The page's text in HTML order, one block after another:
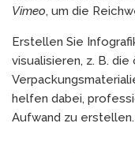
Vimeo, um die
Erstellen Sie
visualisieren, z. B.
helfen dabei,
Aufwand zu erstellen.